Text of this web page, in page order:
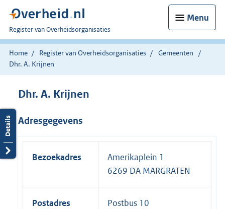
Menu
U
bent
nu
hier:
Register van Overheidsorganisaties
Home Register van Overheidsorganisaties
Gemeenten
Dhr. A. Krijnen
Dhr. A. Krijnen
Adresgegevens
Bezoekadres
Amerikaplein 1
6269 DA MARGRATEN
Postadres
Postbus 10